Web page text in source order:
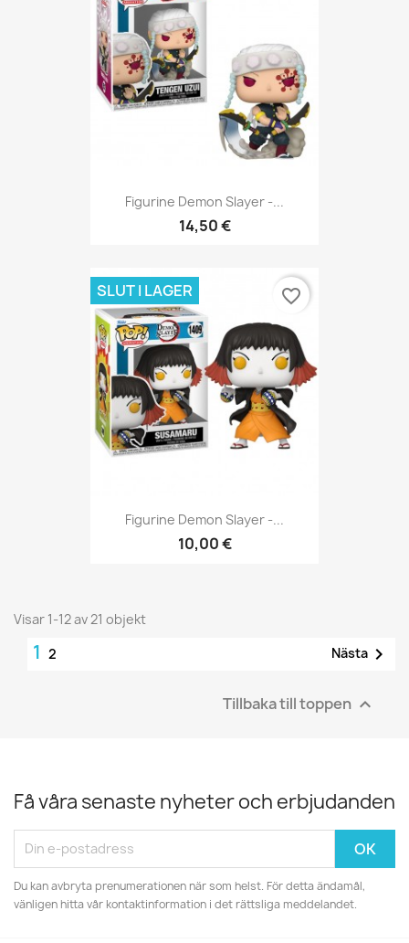
Figurine Demon Slayer -...
14,50 €
Figurine Demon Slayer -...
10,00 €
SLUT I LAGER favorite_border
Visar 1-12 av 21 objekt
1 2 Nästa 
Tillbaka till toppen 
Få våra senaste nyheter och erbjudanden
Du kan avbryta prenumerationen när som helst. För detta ändamål,
vänligen hitta vår kontaktinformation i det rättsliga meddelandet.